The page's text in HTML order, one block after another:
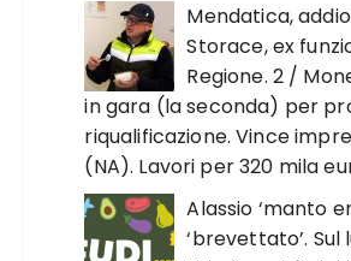
Mendatica,
Storace, ex
Regione. 2 /
in gara (la seconda) per
riqualificazione. Vince
(NA). Lavori per 320 mila
Alassio ‘manto
‘brevettato’.